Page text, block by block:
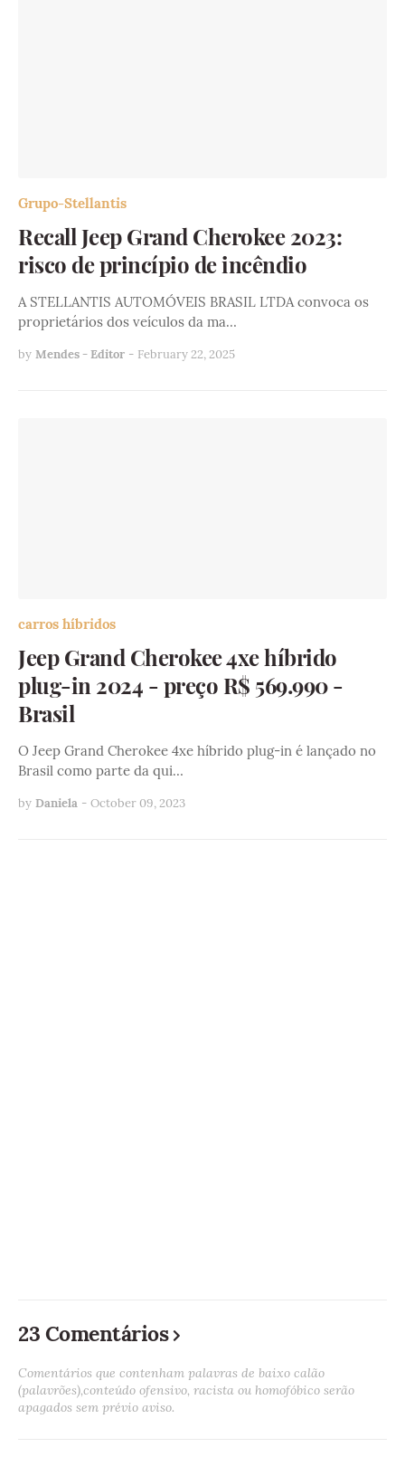
Grupo-Stellantis
Recall Jeep Grand Cherokee 2023:
risco de princípio de incêndio
A STELLANTIS AUTOMÓVEIS BRASIL LTDA convoca os
proprietários dos veículos da ma…
by Mendes - Editor - February 22, 2025
carros híbridos
Jeep Grand Cherokee 4xe híbrido
plug-in 2024 - preço R$ 569.990 -
Brasil
O Jeep Grand Cherokee 4xe híbrido plug-in é lançado no
Brasil como parte da qui…
by Daniela - October 09, 2023
23 Comentários
Comentários que contenham palavras de baixo calão
(palavrões),conteúdo ofensivo, racista ou homofóbico serão
apagados sem prévio aviso.